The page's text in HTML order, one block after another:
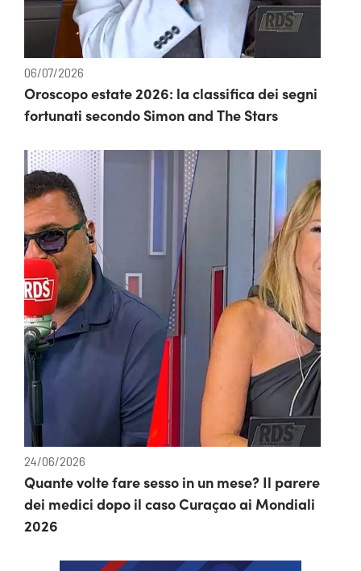
06/07/2026
Oroscopo estate 2026: la classifica dei segni
fortunati secondo Simon and The Stars
24/06/2026
Quante volte fare sesso in un mese? Il parere
dei medici dopo il caso Curaçao ai Mondiali
2026